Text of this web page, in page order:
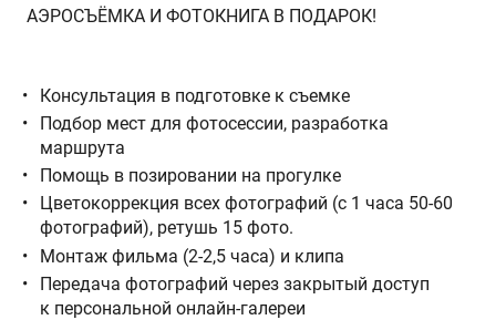
АЭРОСЪЁМКА И ФОТОКНИГА В ПОДАРОК!
Консультация в подготовке к съемке
Подбор мест для фотосессии, разработка
маршрута
Помощь в позировании на прогулке
Цветокоррекция всех фотографий (с 1 часа 50-60
фотографий), ретушь 15 фото.
Монтаж фильма (2-2,5 часа) и клипа
Передача фотографий через закрытый доступ
к персональной онлайн-галереи